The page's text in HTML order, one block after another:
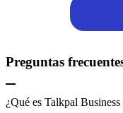
Preguntas
¿Qué es Talkpal